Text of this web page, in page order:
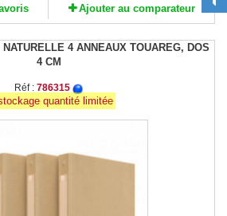
Ajouter au comparateur
4 ANNEAUX TOUAREG, DOS
4 CM
Réf : 786315
quantité limitée